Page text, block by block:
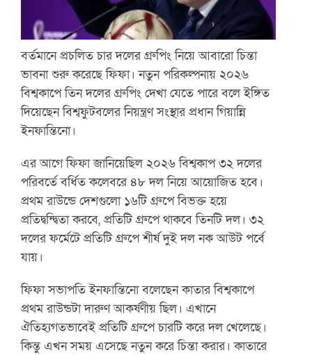
বর্তমানে প্রচলিত চার দলের গ্রুপিং নিয়ে আবারো চিন্তা
ভাবনা শুরু করেছে ফিফা। নতুন পরিকল্পনায় ২০২৬
বিশ্বকাপে তিন দলের গ্রুপিং দেখা যেতে পারে বলে ইঙ্গিত
দিয়েছেন বিশ্বফুটবলের নিয়ন্ত্রণ সংস্থার প্রধান গিয়ান্নি
ইনফান্তিনো।
এর আগে ফিফা জানিয়েছিল ২০২৬ বিশ্বকাপ ৩২ দলের
পরিবর্তে বর্ধিত কলেবরে ৪৮ দল নিয়ে আয়োজিত হবে।
প্রথম রাউন্ডে দেশগুলো ১৬টি গ্রুপে বিভক্ত হয়ে
প্রতিদ্বন্দ্বিতা করবে, প্রতিটি গ্রুপে থাকবে তিনটি দল। ৩২
দলের ফর্মেটে প্রতিটি গ্রুপে শীর্ষ দুই দল নক আউট পর্বে
যায়।
ফিফা সভাপতি ইনফান্তিনো বলেছেন কাতার বিশ্বকাপে
প্রথম রাউন্ডটা দারুণ আকর্ষণীয় ছিল। এখানে
ঐতিহ্যগতভাবেই প্রতিটি গ্রুপে চারটি করে দল খেলেছে।
কিন্তু এখন সময় এসেছে নতুন করে চিন্তা করার। কাতারে